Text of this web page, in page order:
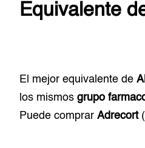
Equivalente
El mejor equivalente de
los mismos grupo
Puede comprarAdrecort